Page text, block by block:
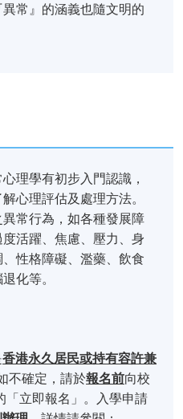
常』的涵義也隨文明的
理學有初步入門認識，
心理評估及處理方法。
常行為，如各種發展障
活躍、焦慮、壓力、身
性格障礙、濫藥、飲食
化等。
香港永久居民或持有容許兼
不確定，請於報名前向校
「立即報名」。入學申請